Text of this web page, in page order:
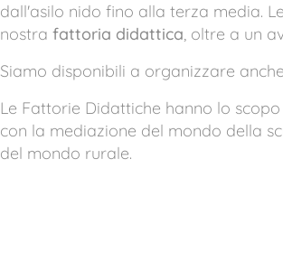
dall'asilo nido fino alla terza media.
nostra fattoria didattica, oltre a un
Siamo disponibili a organizzare
Le Fattorie Didattiche hanno lo
con la mediazione del mondo della
del mondo rurale.